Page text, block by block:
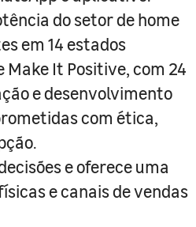
do setor de home
em 14 estados
It Positive, com 24
e desenvolvimento
com ética,
e oferece uma
e canais de vendas